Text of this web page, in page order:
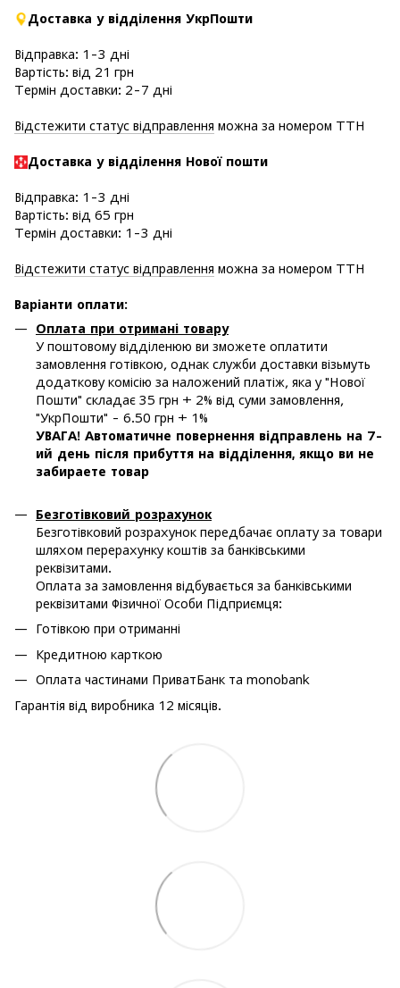
Доставка у відділення УкрПошти
Відправка: 1-3 дні
Вартість: від 21 грн
Термін доставки: 2-7 дні
Відстежити статус відправлення можна за номером ТТН
Доставка у відділення Нової пошти
Відправка: 1-3 дні
Вартість: від 65 грн
Термін доставки: 1-3 дні
Відстежити статус відправлення можна за номером ТТН
Варіанти оплати:
Оплата при отримані товару
У поштовому відділенюю ви зможете оплатити
замовлення готівкою, однак служби доставки візьмуть
додаткову комісію за наложений платіж, яка у "Нової
Пошти" складає 35 грн + 2% від суми замовлення,
"УкрПошти" - 6.50 грн + 1%
УВАГА! Автоматичне повернення відправлень на 7-
ий день після прибуття на відділення, якщо ви не
забираете товар
Безготівковий розрахунок
Безготівковий розрахунок передбачає оплату за товари
шляхом перерахунку коштів за банківськими
реквізитами.
Оплата за замовлення відбувається за банківськими
реквізитами Фізичної Особи Підприємця:
Готівкою при отриманні
Кредитною карткою
Оплата частинами ПриватБанк та monobank
Гарантія від виробника 12 місяців.